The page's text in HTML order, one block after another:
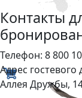
Контакты
Телефон: 8 800
Адрес гостевого
Аллея Дружбы,